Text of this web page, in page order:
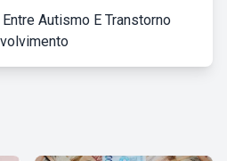
Autismo E Transtorno